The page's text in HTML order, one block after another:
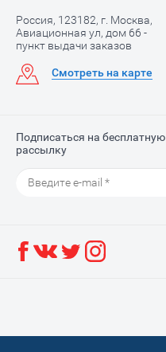
Россия, 123182, г. Москва,
Авиационная ул, дом 66 -
пункт выдачи заказов
Смотреть на карте
Подписаться на бесплатную
рассылку